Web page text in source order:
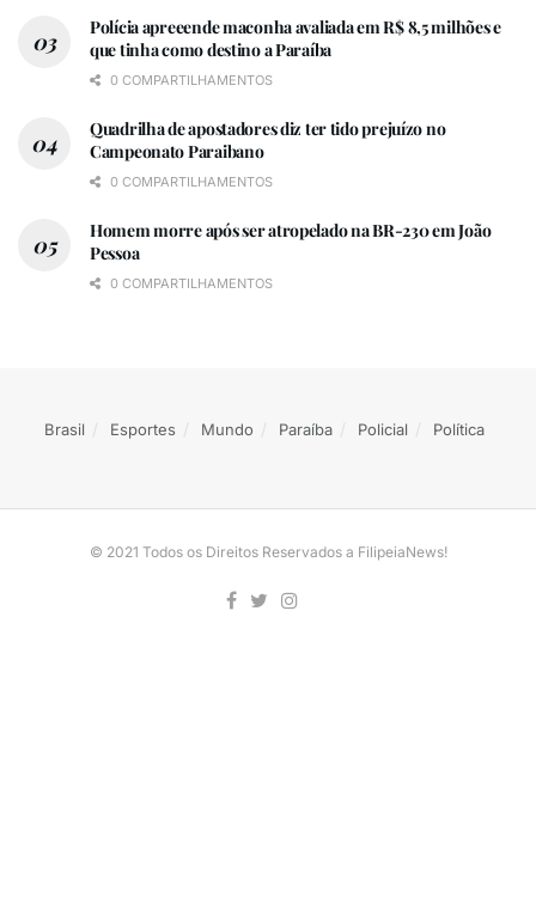
Polícia apreeende maconha avaliada em R$ 8,5 milhões e
que tinha como destino a Paraíba
0 COMPARTILHAMENTOS
Quadrilha de apostadores diz ter tido prejuízo no
Campeonato Paraibano
0 COMPARTILHAMENTOS
Homem morre após ser atropelado na BR-230 em João
Pessoa
0 COMPARTILHAMENTOS
Brasil Esportes Mundo Paraíba Policial Política
© 2021 Todos os Direitos Reservados a FilipeiaNews!